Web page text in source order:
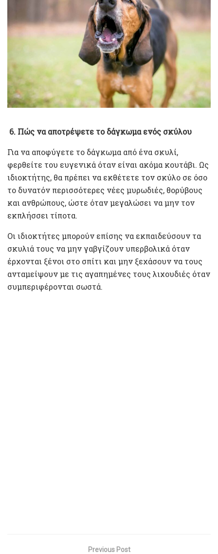
6. Πώς να αποτρέψετε το δάγκωμα ενός σκύλου
Για να αποφύγετε το δάγκωμα από ένα σκυλί,
φερθείτε του ευγενικά όταν είναι ακόμα κουτάβι. Ως
ιδιοκτήτης, θα πρέπει να εκθέτετε τον σκύλο σε όσο
το δυνατόν περισσότερες νέες μυρωδιές, θορύβους
και ανθρώπους, ώστε όταν μεγαλώσει να μην τον
εκπλήσσει τίποτα.
Οι ιδιοκτήτες μπορούν επίσης να εκπαιδεύσουν τα
σκυλιά τους να μην γαβγίζουν υπερβολικά όταν
έρχονται ξένοι στο σπίτι και μην ξεχάσουν να τους
ανταμείψουν με τις αγαπημένες τους λιχουδιές όταν
συμπεριφέρονται σωστά.
Previous Post